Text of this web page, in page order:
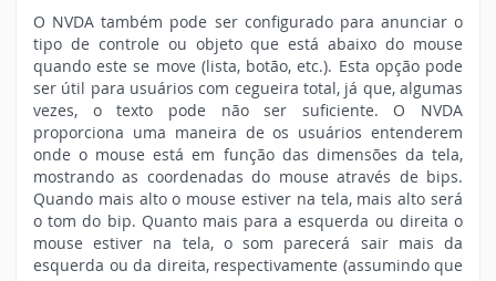
O NVDA também pode ser configurado para anunciar o
tipo de controle ou objeto que está abaixo do mouse
quando este se move (lista, botão, etc.). Esta opção pode
ser útil para usuários com cegueira total, já que, algumas
vezes, o texto pode não ser suficiente. O NVDA
proporciona uma maneira de os usuários entenderem
onde o mouse está em função das dimensões da tela,
mostrando as coordenadas do mouse através de bips.
Quando mais alto o mouse estiver na tela, mais alto será
o tom do bip. Quanto mais para a esquerda ou direita o
mouse estiver na tela, o som parecerá sair mais da
esquerda ou da direita, respectivamente (assumindo que